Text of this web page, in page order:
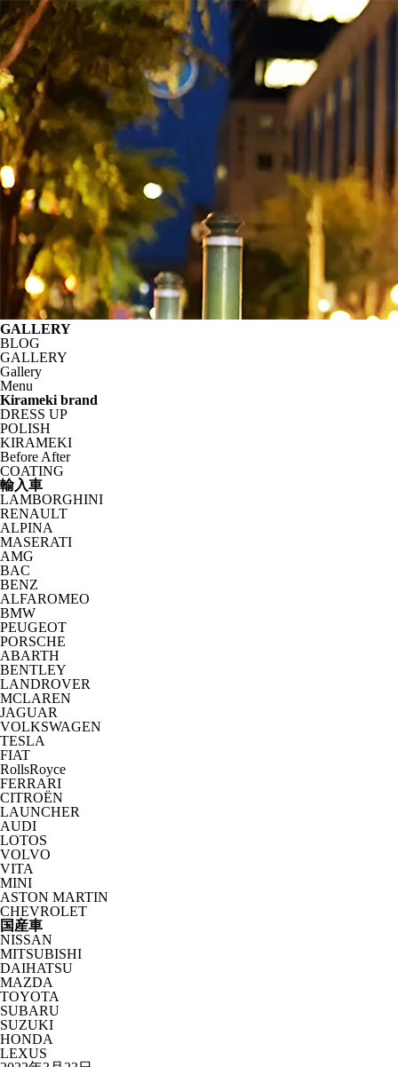
GALLERY
BLOG
GALLERY
Gallery
Menu
Kirameki brand
DRESS UP
POLISH
KIRAMEKI
Before After
COATING
輸入車
LAMBORGHINI
RENAULT
ALPINA
MASERATI
AMG
BAC
BENZ
ALFAROMEO
BMW
PEUGEOT
PORSCHE
ABARTH
BENTLEY
LANDROVER
MCLAREN
JAGUAR
VOLKSWAGEN
TESLA
FIAT
RollsRoyce
FERRARI
CITROËN
LAUNCHER
AUDI
LOTOS
VOLVO
VITA
MINI
ASTON MARTIN
CHEVROLET
国産車
NISSAN
MITSUBISHI
DAIHATSU
MAZDA
TOYOTA
SUBARU
SUZUKI
HONDA
LEXUS